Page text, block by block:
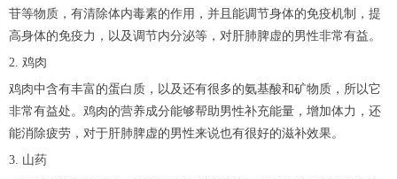
苷等物质，有清除体内毒素的作用，并且能调节身体的免疫机制，提
高身体的免疫力，以及调节内分泌等，对肝肺脾虚的男性非常有益。
2. 鸡肉
鸡肉中含有丰富的蛋白质，以及还有很多的氨基酸和矿物质，所以它
非常有益处。鸡肉的营养成分能够帮助男性补充能量，增加体力，还
能消除疲劳，对于肝肺脾虚的男性来说也有很好的滋补效果。
3. 山药